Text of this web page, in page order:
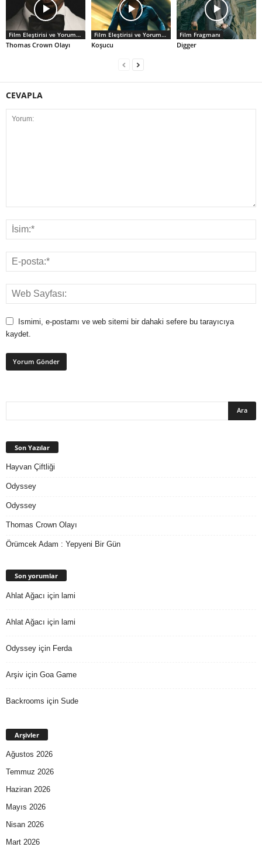
Film Eleştirisi ve Yorumlar
Thomas Crown Olayı
Film Eleştirisi ve Yorumlar
Koşucu
Film Fragmanı
Digger
CEVAPLA
Ismimi, e-postamı ve web sitemi bir dahaki sefere bu tarayıcıya
kaydet.
Son Yazılar
Hayvan Çiftliği
Odyssey
Odyssey
Thomas Crown Olayı
Örümcek Adam : Yepyeni Bir Gün
Son yorumlar
Ahlat Ağacı için lami
Ahlat Ağacı için lami
Odyssey için Ferda
Arşiv için Goa Game
Backrooms için Sude
Arşivler
Ağustos 2026
Temmuz 2026
Haziran 2026
Mayıs 2026
Nisan 2026
Mart 2026